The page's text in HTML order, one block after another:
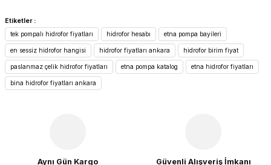
konularda yetersiz gördüğünüz noktaları öneri formunu
kullanarak tarafımıza iletebilirsiniz.
Görüş ve önerileriniz için teşekkür ederiz.
Ürün resmi kalitesiz, bozuk veya görüntülenemiyor.
Etiketler :
tek pompalı hidrofor fiyatları
hidrofor hesabı etna pompa bayileri
en sessiz hidrofor hangisi hidrofor fiyatları ankara hidrofor birim fiyat
paslanmaz çelik hidrofor fiyatları etna pompa katalog etna hidrofor fiyatları
bina hidrofor fiyatları ankara
Aynı Gün Kargo
Güvenli Alışveriş İmkanı